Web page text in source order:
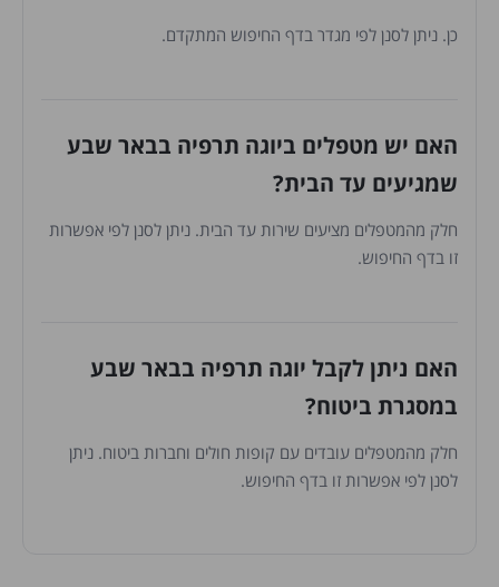
כן. ניתן לסנן לפי מגדר בדף החיפוש המתקדם.
האם יש מטפלים ביוגה תרפיה בבאר שבע
שמגיעים עד הבית?
חלק מהמטפלים מציעים שירות עד הבית. ניתן לסנן לפי אפשרות
זו בדף החיפוש.
האם ניתן לקבל יוגה תרפיה בבאר שבע
במסגרת ביטוח?
חלק מהמטפלים עובדים עם קופות חולים וחברות ביטוח. ניתן
לסנן לפי אפשרות זו בדף החיפוש.